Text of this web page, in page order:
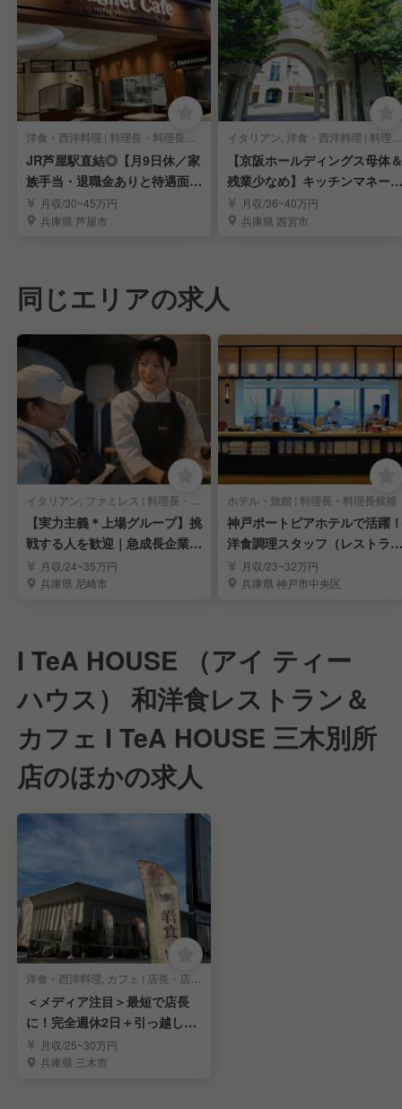
洋食・西洋料理 | 料理長・料理長候補
JR芦屋駅直結◎【月9日休／家
族手当・退職金ありと待遇面充
実！!】
月収/30~45万円
兵庫県 芦屋市
イタリアン, 洋食・西洋料理 | 料理長・料理長候補
【京阪ホールディングス母体＆
残業少なめ】キッチンマネージ
ャーの募集！
月収/36~40万円
兵庫県 西宮市
同じエリアの求人
イタリアン, ファミレス | 料理長・料理長候補
【実力主義＊上場グループ】挑
戦する人を歓迎｜急成長企業で
キャリアを実現
月収/24~35万円
兵庫県 尼崎市
ホテル・旅館 | 料理長・料理長候補
神戸ポートピアホテルで活躍！
洋食調理スタッフ（レストラ
ン・宴会）募集！
月収/23~32万円
兵庫県 神戸市中央区
I TeA HOUSE （アイ ティー
ハウス） 和洋食レストラン＆
カフェ I TeA HOUSE 三木別所
店のほかの求人
洋食・西洋料理, カフェ | 店長・店長候補
＜メディア注目＞最短で店長
に！完全週休2日＋引っ越し代
全額補助も魅力！
月収/25~30万円
兵庫県 三木市